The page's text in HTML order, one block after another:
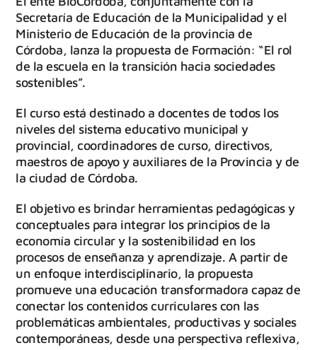
Secretaría de Educación de la Municipalidad y el
Ministerio de Educación de la provincia de
Córdoba, lanza la propuesta de Formación: “El rol
de la escuela en la transición hacia sociedades
sostenibles”.
El curso está destinado a docentes de todos los
niveles del sistema educativo municipal y
provincial, coordinadores de curso, directivos,
maestros de apoyo y auxiliares de la Provincia y de
la ciudad de Córdoba.
El objetivo es brindar herramientas pedagógicas y
conceptuales para integrar los principios de la
economía circular y la sostenibilidad en los
procesos de enseñanza y aprendizaje. A partir de
un enfoque interdisciplinario, la propuesta
promueve una educación transformadora capaz de
conectar los contenidos curriculares con las
problemáticas ambientales, productivas y sociales
contemporáneas, desde una perspectiva reflexiva,